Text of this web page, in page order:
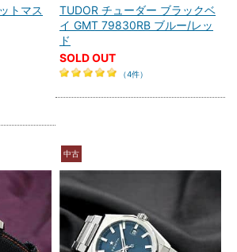
トマス
TUDOR チューダー ブラックベ
イ GMT 79830RB ブルー/レッ
ド
SOLD OUT
（4件）
中古